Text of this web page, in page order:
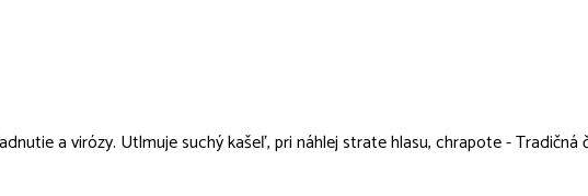
a virózy. Utlmuje suchý kašeľ, pri náhlej strate hlasu, chrapote -